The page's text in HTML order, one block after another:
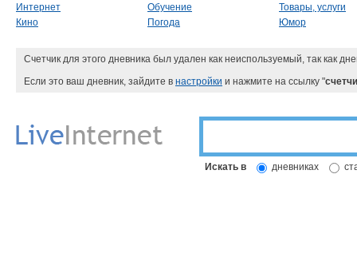
Интернет
Кино
Обучение
Погода
Товары, услуги
Юмор
Счетчик для этого дневника был удален как неиспользуемый, так как
Если это ваш дневник, зайдите в настройки и нажмите на ссылку "
Искать в дневниках